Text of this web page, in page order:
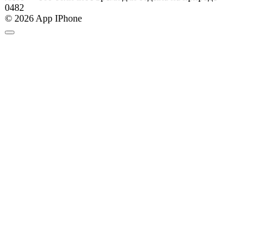
0482
© 2026 App IPhone